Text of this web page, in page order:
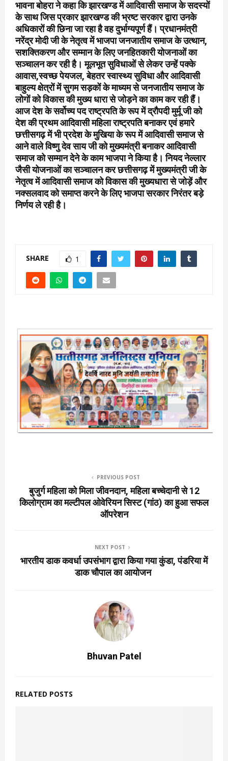
भावना बोहरा ने कहा कि झारखण्ड में आदिवासी समाज के सदस्यों
के साथ जिस प्रकार झारखण्ड की भ्रष्ट सरकार द्वारा उनके
अधिकारों की छिना जा रहा है वह दुर्भाग्यपूर्ण हैं। प्रधानमंत्री
नरेंद्र मोदी जी के नेतृत्व में भाजपा जनजातीय समाज के उत्थान,
सशक्तिकरण और सम्मान के लिए जनहितकारी योजनाओं का
सञ्चालन कर रही है। मूलभूत सुविधाओं से लेकर उन्हें पक्के
आवास,स्वच्छ पेयजल, बेहतर स्वास्थ्य सुविधा और आदिवासी
बाहुल्य क्षेत्रों में सुगम सड़कों के माध्यम से जनजातीय समाज के
लोगों को विकास की मुख्य धारा से जोड़ने का काम कर रही हैं।
आज देश के सर्वोच्य पद राष्ट्रपति के रूप में द्रौपदी मुर्मू जी को
देश की प्रथम आदिवासी महिला राष्ट्रपति बनाकर एवं हमारे
छत्तीसगढ़ में भी प्रदेश के मुखिया के रूप में आदिवासी समाज से
आने वाले विष्णु देव साय जी को मुख्यमंत्री बनाकर आदिवासी
समाज को सम्मान देने के काम भाजपा ने किया है। नियद नेल्लार
जैसी योजनाओं का सञ्चालन कर छत्तीसगढ़ में मुख्यमंत्री जी के
नेतृत्व में आदिवासी समाज को विकास की मुख्यधारा से जोड़ें और
नक्सलवाद को समाप्त करने के लिए भाजपा सरकार निरंतर बड़े
निर्णय ले रही है।
SHARE 1
PREVIOUS POST
बुजुर्ग महिला को मिला जीवनदान, महिला बच्चेदानी से 12
किलोग्राम का मल्टीपल ओवेरियन सिस्ट (गांठ) का हुआ सफल
ऑपरेशन
NEXT POST
भारतीय डाक कवर्धा उपसंभाग द्वारा किया गया कुंडा, पंडरिया में
डाक चौपाल का आयोजन
Bhuvan Patel
RELATED POSTS